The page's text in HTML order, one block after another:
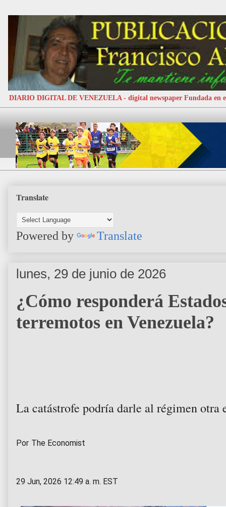
DIARIO DIGITAL DE VENEZUELA - digital newspaper Fundada en
Translate
Powered by Translate
lunes, 29 de junio de 2026
¿Cómo responderá
terremotos en Venezuela?
La catástrofe podría darle al régimen otra
Por The Economist
29 Jun, 2026 12:49 a. m. EST